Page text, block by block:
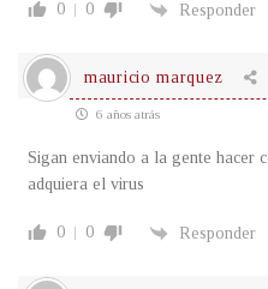
0 0 Responder
mauricio marquez
6 años atrás
Sigan enviando a la gente hacer
adquiera el virus
0 0 Responder